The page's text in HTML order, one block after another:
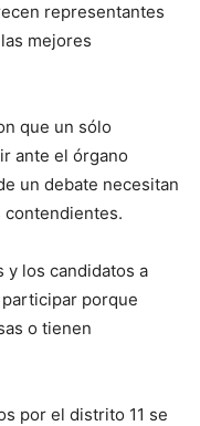
representantes
mejores
que un sólo
ante el órgano
un debate necesitan
contendientes.
y los candidatos a
porque
o tienen
por el distrito 11 se